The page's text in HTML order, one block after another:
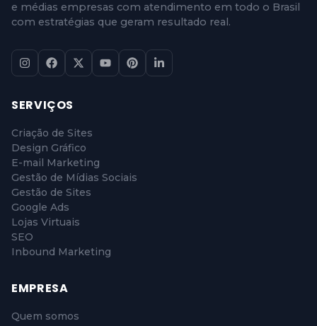
e médias empresas com atendimento em todo o Brasil
com estratégias que geram resultado real.
SERVIÇOS
Criação de Sites
Design Gráfico
E-mail Marketing
Gestão de Mídias Sociais
Gestão de Sites
Google Ads
Lojas Virtuais
SEO
Inbound Marketing
EMPRESA
Quem somos